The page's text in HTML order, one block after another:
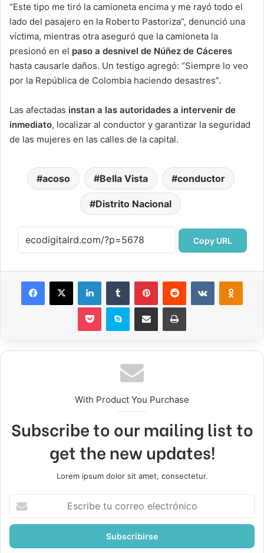
“Este tipo me tiró la camioneta encima y me rayó todo el
lado del pasajero en la Roberto Pastoriza”, denunció una
víctima, mientras otra aseguró que la camioneta la
presionó en el paso a desnivel de Núñez de Cáceres
hasta causarle daños. Un testigo agregó: “Siempre lo veo
por la República de Colombia haciendo desastres”.
Las afectadas instan a las autoridades a intervenir de
inmediato, localizar al conductor y garantizar la seguridad
de las mujeres en las calles de la capital.
acoso Bella Vista conductor
Distrito Nacional
Copy URL
Facebook
X LinkedInTumblr PinterestReddit VKontakte
Pocket Skype Compartir por correo electrónicoImprimir
With Product You Purchase
Subscribe to our mailing list to
get the new updates!
Lorem ipsum dolor sit amet, consectetur.
correo